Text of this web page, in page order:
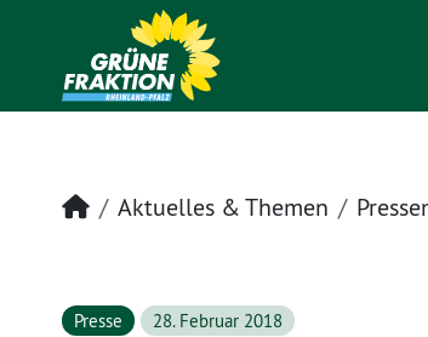
Startseite
Aktuelles & Themen
Presse 28. Februar 2018